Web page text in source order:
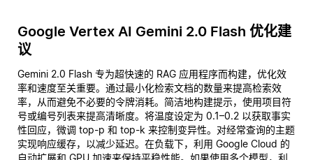
Google Vertex AI Gemini 2.0 Flash 优化建
议
Gemini 2.0 Flash 专为超快速的 RAG 应用程序而构建，优化效
率和速度至关重要。通过最小化检索文档的数量来提高检索效
率，从而避免不必要的令牌消耗。简洁地构建提示，使用项目符
号或编号列表来提高清晰度。将温度设定为 0.1–0.2 以获取事实
性回应，微调 top-p 和 top-k 来控制变异性。对经常查询的主题
实现响应缓存，以减少延迟。在负载下，利用 Google Cloud 的
自动扩展和 GPU 加速来保持平稳性能。如果使用多个模型，利